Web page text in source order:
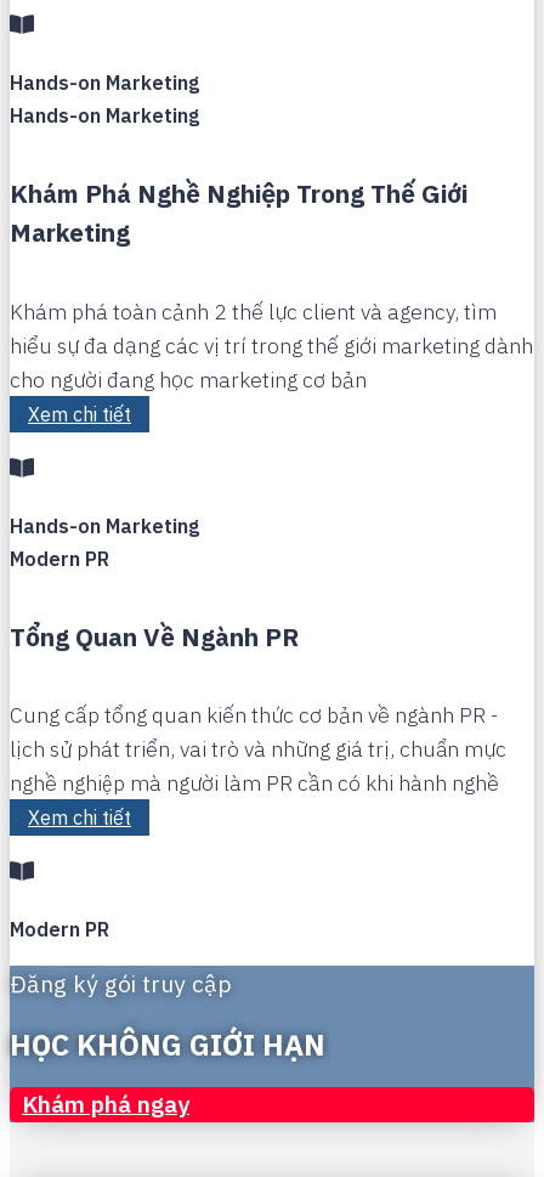
Hands-on Marketing
Hands-on Marketing
Khám Phá Nghề Nghiệp Trong Thế Giới
Marketing
Khám phá toàn cảnh 2 thế lực client và agency, tìm
hiểu sự đa dạng các vị trí trong thế giới marketing dành
cho người đang học marketing cơ bản
Xem chi tiết
Hands-on Marketing
Modern PR
Tổng Quan Về Ngành PR
Cung cấp tổng quan kiến thức cơ bản về ngành PR -
lịch sử phát triển, vai trò và những giá trị, chuẩn mực
nghề nghiệp mà người làm PR cần có khi hành nghề
Xem chi tiết
Modern PR
Đăng ký gói truy cập
HỌC KHÔNG GIỚI HẠN
Khám phá ngay